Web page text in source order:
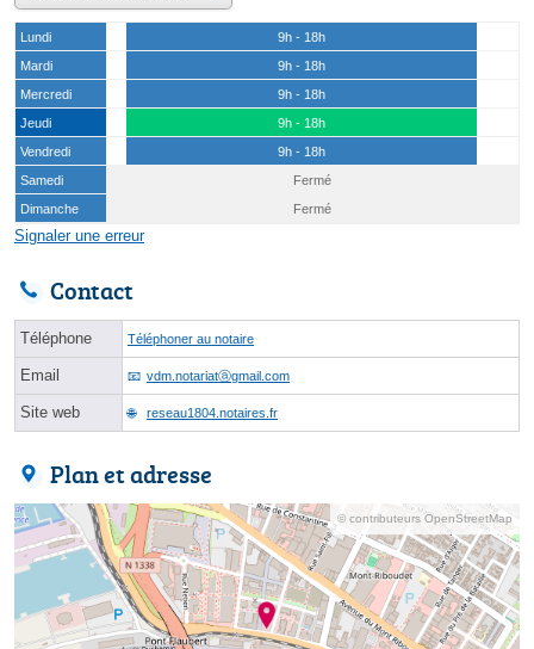
Lundi
9h - 18h
Mardi
9h - 18h
Mercredi
9h - 18h
Jeudi
9h - 18h
Vendredi
9h - 18h
Samedi
Fermé
Dimanche
Fermé
Signaler une erreur
Contact
Téléphone Téléphoner au notaire
Email vdm.notariatⓐgmail.com
Site web reseau1804.notaires.fr
Plan et adresse
© contributeurs OpenStreetMap